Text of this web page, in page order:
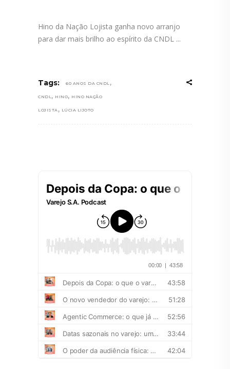
Hino da Nação Lojista ganha novo arranjo
para dar mais brilho ao espírito da CNDL
Tags: 60 ANOS DA CNDL ,
CNDL , HINO, HINO NAÇÃO
LOJISTA , LÚCIA LIJOTO